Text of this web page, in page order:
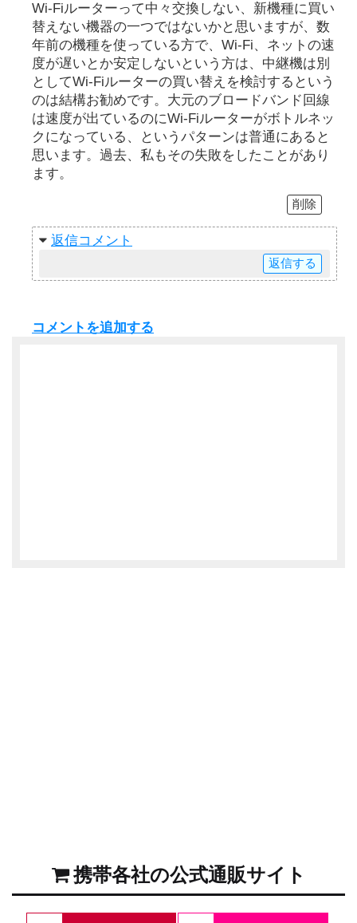
Wi-Fiルーターって中々交換しない、新機種に買い
替えない機器の一つではないかと思いますが、数
年前の機種を使っている方で、Wi-Fi、ネットの速
度が遅いとか安定しないという方は、中継機は別
としてWi-Fiルーターの買い替えを検討するという
のは結構お勧めです。大元のブロードバンド回線
は速度が出ているのにWi-Fiルーターがボトルネッ
クになっている、というパターンは普通にあると
思います。過去、私もその失敗をしたことがあり
ます。
削除
返信
返信
コメントを追加
携帯各社の公式通販サイト